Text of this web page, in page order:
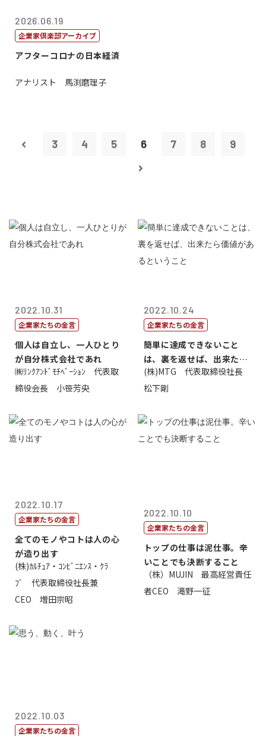
2026.06.19
企業家倶楽部アーカイブ
アフターコロナの日本経済
アナリスト 馬渕磨理子
3 4 5 6 7 8 9
2022.10.31
企業家たちの金言
個人は自立し、一人ひとり
が自分株式会社であれ
㈱ﾘﾝｸｱﾝﾄﾞﾓﾁﾍﾞｰｼｮﾝ 代表取
締役会長 小笹芳央
2022.10.24
企業家たちの金言
簡単に達成できないこと
は、裏を返せば、出来たら
価値があるとい...
(株)MTG 代表取締役社長
松下剛
2022.10.17
企業家たちの金言
全てのモノやコトは人の心
が造り出す
(株)ｶﾙﾁｭｱ・ｺﾝﾋﾞﾆｴﾝｽ・ｸﾗ
ﾌﾞ 代表取締役社長兼
CEO 増田宗昭
2022.10.10
企業家たちの金言
トップの仕事は泥仕事。辛
いことでも決断すること
（株）MUJIN 最高経営責任
者CEO 滝野一征
2022.10.03
企業家たちの金言